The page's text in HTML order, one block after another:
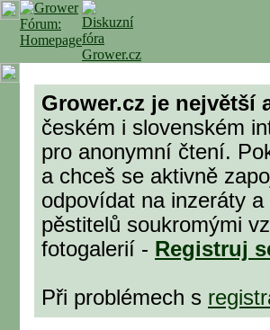
Grower.cz je největší
českém i slovenském
pro anonymní čtení.
a chceš se aktivně
odpovídat na inzeráty
pěstitelů soukromými
fotogalerií - Registruj
Při problémech s